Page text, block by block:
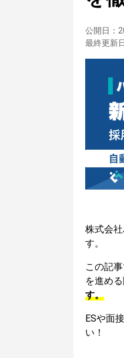
公開日：
最終更新
株式会
す。
この記
を進め
す。
ESや面
い！